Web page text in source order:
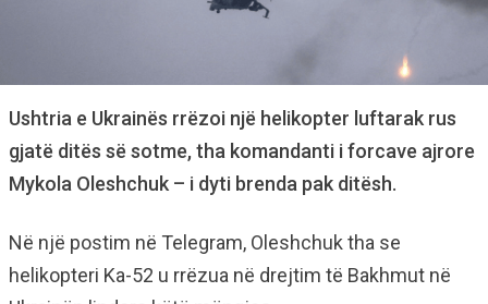
Ushtria e Ukrainës rrëzoi një helikopter luftarak rus
gjatë ditës së sotme, tha komandanti i forcave ajrore
Mykola Oleshchuk – i dyti brenda pak ditësh.
Në një postim në Telegram, Oleshchuk tha se
helikopteri Ka-52 u rrëzua në drejtim të Bakhmut në